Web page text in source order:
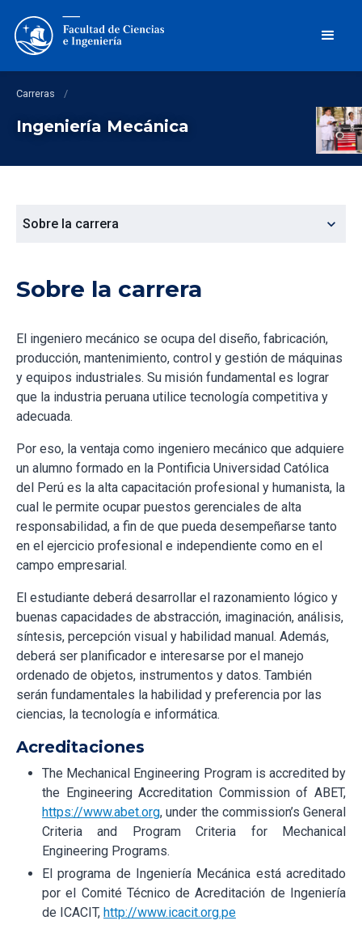
Carreras /
Ingeniería Mecánica
Sobre la carrera expand_more
Sobre la carrera
El ingeniero mecánico se ocupa del diseño, fabricación,
producción, mantenimiento, control y gestión de máquinas
y equipos industriales. Su misión fundamental es lograr
que la industria peruana utilice tecnología competitiva y
adecuada.
Por eso, la ventaja como ingeniero mecánico que adquiere
un alumno formado en la Pontificia Universidad Católica
del Perú es la alta capacitación profesional y humanista, la
cual le permite ocupar puestos gerenciales de alta
responsabilidad, a fin de que pueda desempeñarse tanto
en el ejercicio profesional e independiente como en el
campo empresarial.
El estudiante deberá desarrollar el razonamiento lógico y
buenas capacidades de abstracción, imaginación, análisis,
síntesis, percepción visual y habilidad manual. Además,
deberá ser planificador e interesarse por el manejo
ordenado de objetos, instrumentos y datos. También
serán fundamentales la habilidad y preferencia por las
ciencias, la tecnología e informática.
Acreditaciones
The Mechanical Engineering Program is accredited by
the Engineering Accreditation Commission of ABET,
https://www.abet.org, under the commission’s General
Criteria and Program Criteria for Mechanical
Engineering Programs.
El programa de Ingeniería Mecánica está acreditado
por el Comité Técnico de Acreditación de Ingeniería
de ICACIT, http://www.icacit.org.pe